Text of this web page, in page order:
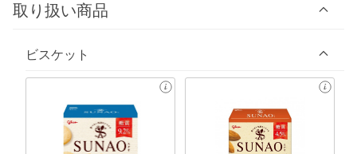
取り扱い商品
ビスケット